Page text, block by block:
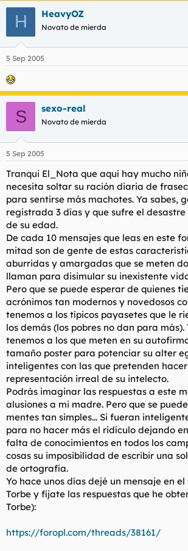
H HeavyOZ
Novato de mierda
5 Sep 2005
S sexo-real
Novato de mierda
5 Sep 2005
Tranqui El_Nota que aquí hay mucho
necesita soltar su ración diaria de
para sentirse más machotes. Ya sabes,
registrada 3 días y que sufre el
de su edad.
De cada 10 mensajes que leas en este
mitad son de gente de estas
aburridas y amargadas que se meten
llaman para disimular su inexistente
Pero que se puede esperar de quienes
acrónimos tan modernos y novedosos
tenemos a los típicos payasetes que le
los demás (los pobres no dan para
tenemos a los que meten en su
tamaño poster para potenciar su alter
inteligentes con las que pretenden
representación irreal de su intelecto.
Podrás imaginar las respuestas a este
alusiones a mi madre. Pero que se
mentes tan simples... Si fueran
para no hacer más el ridículo dejando
falta de conocimientos en todos los
cosas su imposibilidad de escribir una
de ortografía.
Yo hace unos días dejé un mensaje en
Torbe y fíjate las respuestas que he
Torbe):
https://foropl.com/threads/38161/